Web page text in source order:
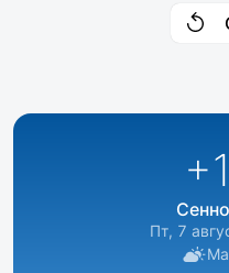
Пт, 7